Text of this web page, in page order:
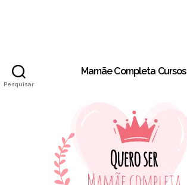
Pesquisar
Mamãe Completa Cursos